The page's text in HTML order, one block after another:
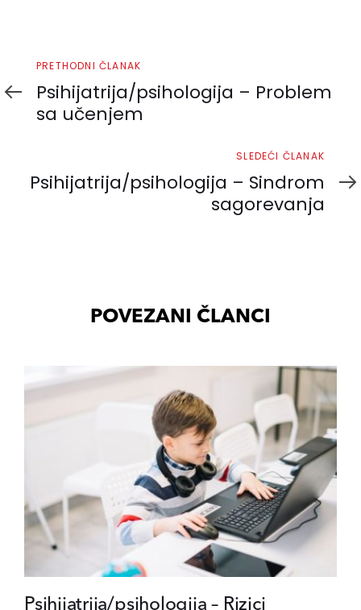
Prethodni
članak
PRETHODNI ČLANAK
Psihijatrija/psihologija – Problem
sa učenjem
članak
SLEDEĆI ČLANAK
Psihijatrija/psihologija – Sindrom
sagorevanja
POVEZANI ČLANCI
Psihijatrija/psihologija – Rizici